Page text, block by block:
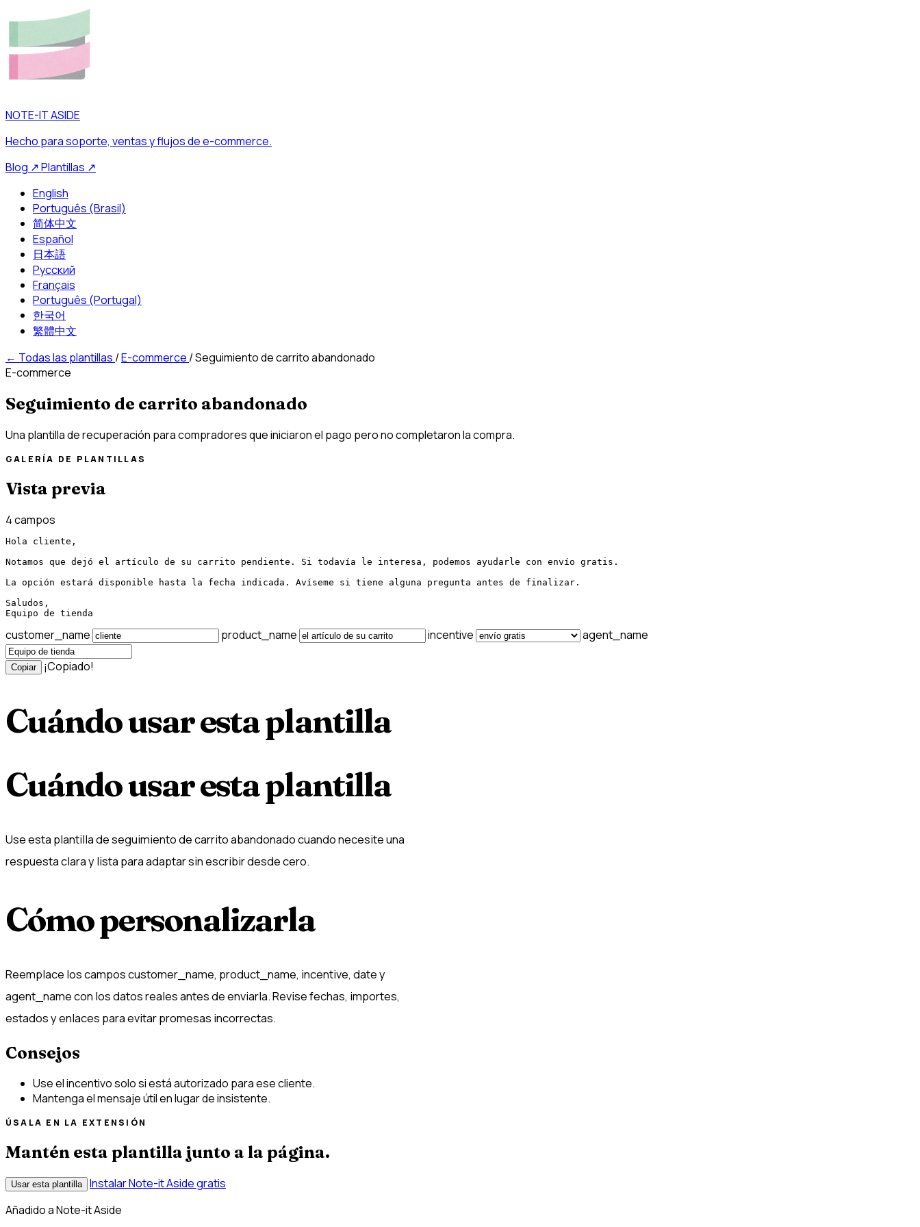
NOTE-IT ASIDE
Hecho para soporte, ventas y flujos de e-commerce.
Blog ↗Plantillas ↗
English
Português (Brasil)
简体中文
Español
日本語
Русский
Français
Português (Portugal)
한국어
繁體中文
← Todas las plantillas /E-commerce /Seguimiento de carrito abandonado
E-commerce
Seguimiento de carrito abandonado
Una plantilla de recuperación para compradores que iniciaron el pago pero no completaron la compra.
GALERÍA DE PLANTILLAS
Vista previa
4 campos
Hola cliente,
Notamos que dejó el artículo de su carrito pendiente. Si todavía le interesa, podemos ayudarle con envío gratis.
La opción estará disponible hasta la fecha indicada. Avíseme si tiene alguna pregunta antes de finalizar.
Saludos,
Equipo de tienda
customer_name product_name incentive agent_name
Copiar ¡Copiado!
Cuándo usar esta plantilla
Cuándo usar esta plantilla
Use esta plantilla de seguimiento de carrito abandonado cuando necesite una
respuesta clara y lista para adaptar sin escribir desde cero.
Cómo personalizarla
Reemplace los campos customer_name, product_name, incentive, date y
agent_name con los datos reales antes de enviarla. Revise fechas, importes,
estados y enlaces para evitar promesas incorrectas.
Consejos
Use el incentivo solo si está autorizado para ese cliente.
Mantenga el mensaje útil en lugar de insistente.
ÚSALA EN LA EXTENSIÓN
Mantén esta plantilla junto a la página.
Usar esta plantilla
Instalar Note-it Aside gratis
Añadido a Note-it Aside